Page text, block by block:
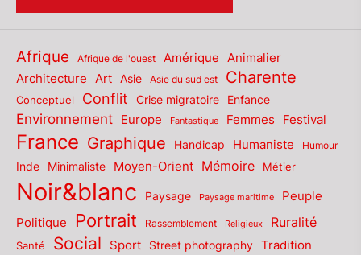
Afrique Afrique de l'ouest Amérique Animalier
Architecture
Art Asie Asie du sud est Charente
Conceptuel Conflit Crise migratoire Enfance
Environnement Europe Fantastique Femmes Festival
France Graphique Handicap Humaniste Humour
Inde Minimaliste Moyen-Orient Mémoire Métier
Noir&blanc Paysage Paysage maritime Peuple
Politique Portrait Rassemblement Religieux Ruralité
Santé Social Sport Street photography Tradition